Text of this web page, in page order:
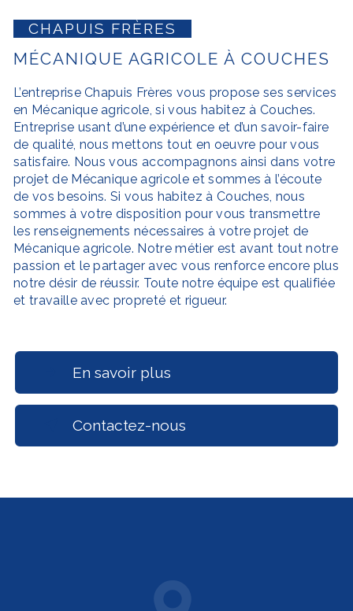
CHAPUIS FRÈRES
MÉCANIQUE AGRICOLE À COUCHES
L’entrepriseChapuis Frères vous propose ses services
en Mécanique agricole, si vous habitez àCouches.
Entreprise usant d’une expérience et d’un savoir-faire
de qualité, nous mettons tout en oeuvre pour vous
satisfaire. Nous vous accompagnons ainsi dans votre
projet de Mécanique agricoleet sommes à l’écoute
de vos besoins. Si vous habitez à Couches, nous
sommes à votre disposition pour vous transmettre
les renseignements nécessaires à votre projet de
Mécanique agricole. Notre métier est avant tout notre
passion et le partager avec vous renforce encore plus
notre désir de réussir. Toute notre équipe est qualifiée
et travaille avec propreté et rigueur.
En savoir plus
Contactez-nous